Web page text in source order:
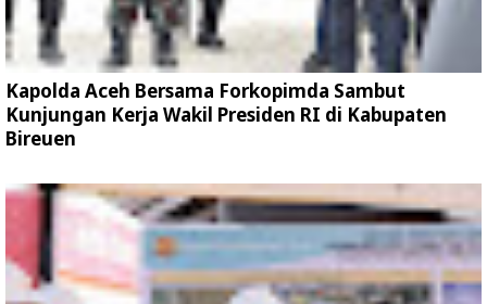
Kapolda Aceh Bersama Forkopimda Sambut
Kunjungan Kerja Wakil Presiden RI di Kabupaten
Bireuen